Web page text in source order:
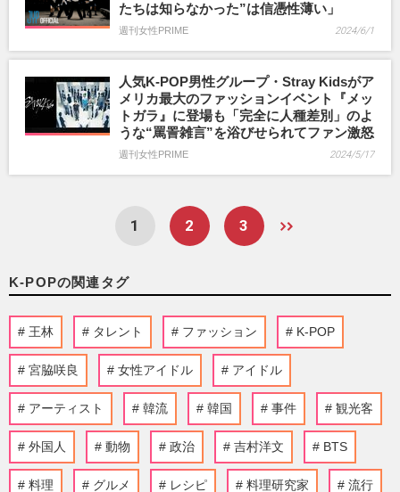
たちは知らなかった”は信憑性薄い」
週刊女性PRIME 2024/6/1
人気K-POP男性グループ・Stray Kidsがア
メリカ最大のファッションイベント『メッ
トガラ』に登場も「完全に人種差別」のよ
うな“罵詈雑言”を浴びせられてファン激怒
週刊女性PRIME 2024/5/17
1 2 3
K-POPの関連タグ
王林 タレント ファッション K-POP
宮脇咲良 女性アイドル アイドル
アーティスト 韓流 韓国 事件 観光客
外国人 動物 政治 吉村洋文 BTS
料理 グルメ レシピ 料理研究家 流行